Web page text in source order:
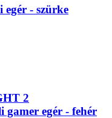
egér - szürke
2
egér - fehér